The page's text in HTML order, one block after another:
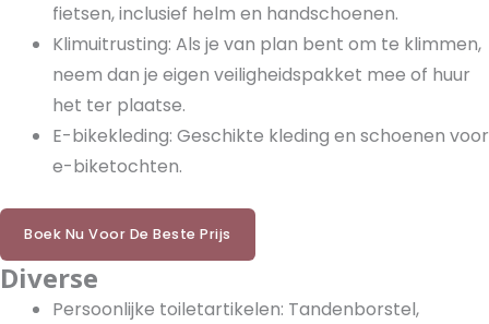
fietsen, inclusief helm en handschoenen.
Klimuitrusting: Als je van plan bent om te klimmen,
neem dan je eigen veiligheidspakket mee of huur
het ter plaatse.
E-bikekleding: Geschikte kleding en schoenen voor
e-biketochten.
Boek Nu Voor De Beste Prijs
Diverse
Persoonlijke toiletartikelen: Tandenborstel,